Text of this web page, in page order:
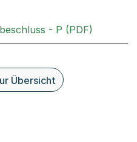
- P (PDF)
Übersicht